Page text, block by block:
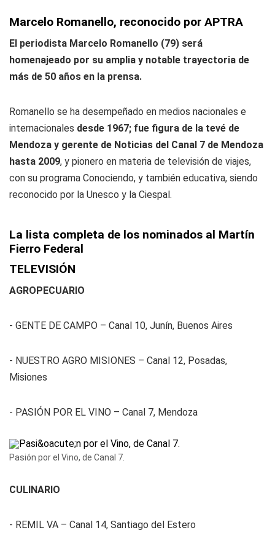
Marcelo Romanello, reconocido por APTRA
El periodista Marcelo Romanello (79) será
homenajeado por su amplia y notable trayectoria de
más de 50 años en la prensa.
Romanello se ha desempeñado en medios nacionales e
internacionales desde 1967; fue figura de la tevé de
Mendoza y gerente de Noticias del Canal 7 de Mendoza
hasta 2009, y pionero en materia de televisión de viajes,
con su programa Conociendo, y también educativa, siendo
reconocido por la Unesco y la Ciespal.
La lista completa de los nominados al Martín
Fierro Federal
TELEVISIÓN
AGROPECUARIO
- GENTE DE CAMPO – Canal 10, Junín, Buenos Aires
- NUESTRO AGRO MISIONES – Canal 12, Posadas,
Misiones
- PASIÓN POR EL VINO – Canal 7, Mendoza
Pasión por el Vino, de Canal 7.
CULINARIO
- REMIL VA – Canal 14, Santiago del Estero